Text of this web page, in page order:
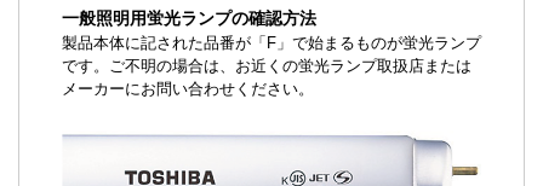
一般照明用蛍光ランプの確認方法
製品本体に記された品番が「F」で始まるものが蛍光ランプ
です。ご不明の場合は、お近くの蛍光ランプ取扱店または
メーカーにお問い合わせください。